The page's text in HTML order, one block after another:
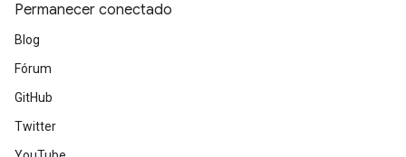
Permanecer conectado
Blog
Fórum
GitHub
Twitter